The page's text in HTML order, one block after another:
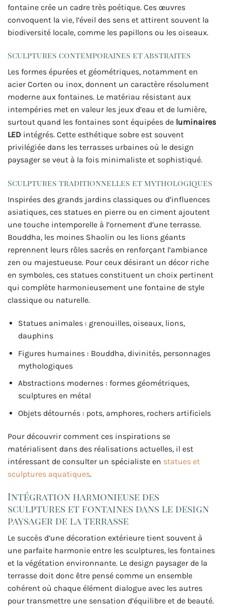
fontaine crée un cadre très poétique. Ces œuvres
convoquent la vie, l’éveil des sens et attirent souvent la
biodiversité locale, comme les papillons ou les oiseaux.
Sculptures contemporaines et abstraites
Les formes épurées et géométriques, notamment en
acier Corten ou inox, donnent un caractère résolument
moderne aux fontaines. Le matériau résistant aux
intempéries met en valeur les jeux d’eau et de lumière,
surtout quand les fontaines sont équipées de luminaires
LED intégrés. Cette esthétique sobre est souvent
privilégiée dans les terrasses urbaines où le design
paysager se veut à la fois minimaliste et sophistiqué.
Sculptures traditionnelles et mythologiques
Inspirées des grands jardins classiques ou d’influences
asiatiques, ces statues en pierre ou en ciment ajoutent
une touche intemporelle à l’ornement d’une terrasse.
Bouddha, les moines Shaolin ou les lions géants
reprennent leurs rôles sacrés en renforçant l’ambiance
zen ou majestueuse. Pour ceux désirant un décor riche
en symboles, ces statues constituent un choix pertinent
qui complète harmonieusement une fontaine de style
classique ou naturelle.
Statues animales : grenouilles, oiseaux, lions,
dauphins
Figures humaines : Bouddha, divinités, personnages
mythologiques
Abstractions modernes : formes géométriques,
sculptures en métal
Objets détournés : pots, amphores, rochers artificiels
Pour découvrir comment ces inspirations se
matérialisent dans des réalisations actuelles, il est
intéressant de consulter un spécialiste en statues et
sculptures aquatiques.
Intégration harmonieuse des
sculptures et fontaines dans le design
paysager de la terrasse
Le succès d’une décoration extérieure tient souvent à
une parfaite harmonie entre les sculptures, les fontaines
et la végétation environnante. Le design paysager de la
terrasse doit donc être pensé comme un ensemble
cohérent où chaque élément dialogue avec les autres
pour transmettre une sensation d’équilibre et de beauté.